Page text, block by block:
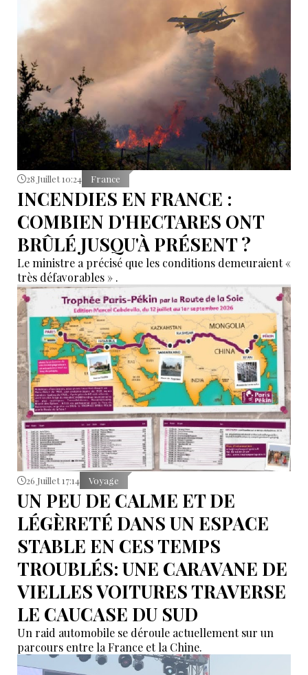
28 Juillet 10:24 France
INCENDIES EN FRANCE :
COMBIEN D'HECTARES ONT
BRÛLÉ JUSQU'À PRÉSENT ?
Le ministre a précisé que les conditions demeuraient «
très défavorables » .
26 Juillet 17:14 Voyage
UN PEU DE CALME ET DE
LÉGÈRETÉ DANS UN ESPACE
STABLE EN CES TEMPS
TROUBLÉS: UNE CARAVANE DE
VIELLES VOITURES TRAVERSE
LE CAUCASE DU SUD
Un raid automobile se déroule actuellement sur un
parcours entre la France et la Chine.